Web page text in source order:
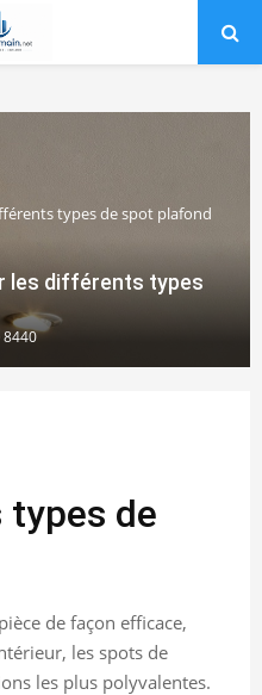
types de spot plafond
les différents types
8440
de
de façon efficace,
les spots de
les plus polyvalentes.